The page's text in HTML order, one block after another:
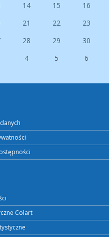
14 15
16
21 22
23
28 29
30
4 5 6
Colart